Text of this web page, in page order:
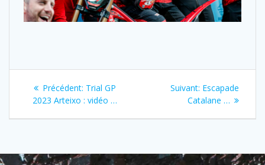
Précédent: Trial GP
2023 Arteixo : vidéo …
Suivant: Escapade
Catalane …